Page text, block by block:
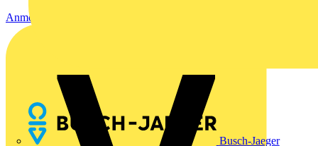
Busch-Jaeger
Anmelden